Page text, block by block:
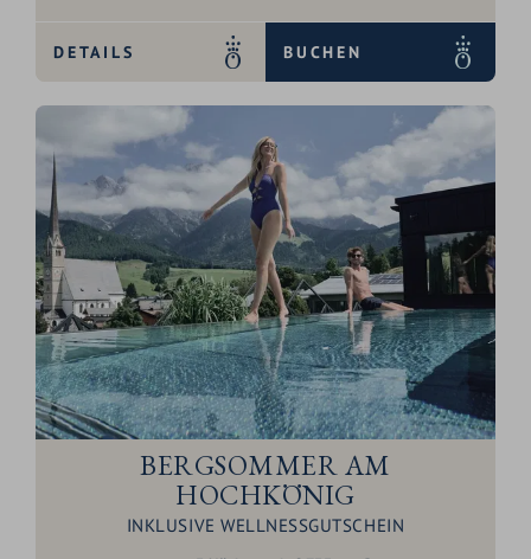
DETAILS BUCHEN
BERGSOMMER AM
HOCHKÖNIG
INKLUSIVE WELLNESSGUTSCHEIN